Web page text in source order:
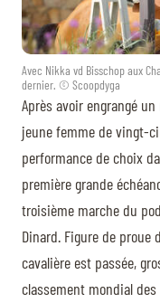
Avec Nikka vd Bisschop aux
dernier. © Scoopdyga
Après avoir engrangé
jeune femme de vingt-
performance de choix
première grande
troisième marche du
Dinard. Figure de proue
cavalière est passée,
classement mondial